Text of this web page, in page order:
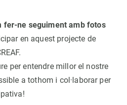
fer-ne seguiment amb fotos
en aquest projecte de
per entendre millor el nostre
a tothom i col·laborar per